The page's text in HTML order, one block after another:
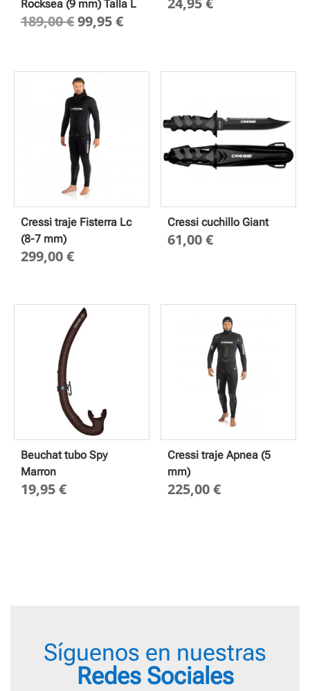
Rocksea (9 mm) Talla L
189,00€El
era:
189,00 €.
99,95€El
es:
Cressi traje Fisterra Lc
(8-7 mm)
299,00€
Cressi cuchillo Giant
61,00€
Beuchat tubo Spy
Marron
19,95€
Cressi traje Apnea (5
mm)
225,00€
Síguenos en nuestras
Redes Sociales